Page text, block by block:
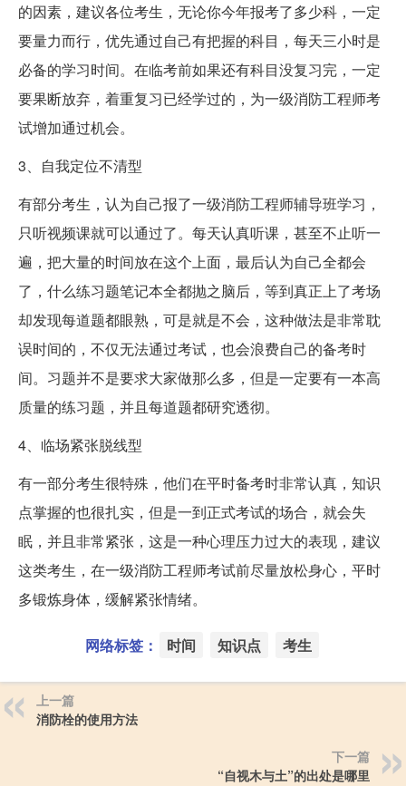
的因素，建议各位考生，无论你今年报考了多少科，一定
要量力而行，优先通过自己有把握的科目，每天三小时是
必备的学习时间。在临考前如果还有科目没复习完，一定
要果断放弃，着重复习已经学过的，为一级消防工程师考
试增加通过机会。
3、自我定位不清型
有部分考生，认为自己报了一级消防工程师辅导班学习，
只听视频课就可以通过了。每天认真听课，甚至不止听一
遍，把大量的时间放在这个上面，最后认为自己全都会
了，什么练习题笔记本全都抛之脑后，等到真正上了考场
却发现每道题都眼熟，可是就是不会，这种做法是非常耽
误时间的，不仅无法通过考试，也会浪费自己的备考时
间。习题并不是要求大家做那么多，但是一定要有一本高
质量的练习题，并且每道题都研究透彻。
4、临场紧张脱线型
有一部分考生很特殊，他们在平时备考时非常认真，知识
点掌握的也很扎实，但是一到正式考试的场合，就会失
眠，并且非常紧张，这是一种心理压力过大的表现，建议
这类考生，在一级消防工程师考试前尽量放松身心，平时
多锻炼身体，缓解紧张情绪。
网络标签： 时间 知识点 考生
上一篇
消防栓的使用方法
下一篇
“自视木与土”的出处是哪里